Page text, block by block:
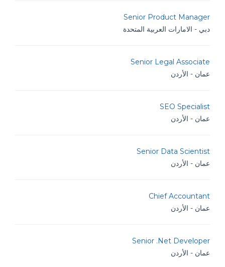
Senior Product Manager
دبي - الامارات العربية المتحدة
Senior Legal Associate
عمان - الأردن
SEO Specialist
عمان - الأردن
Senior Data Scientist
عمان - الأردن
Chief Accountant
عمان - الأردن
Senior .Net Developer
عمان - الأردن